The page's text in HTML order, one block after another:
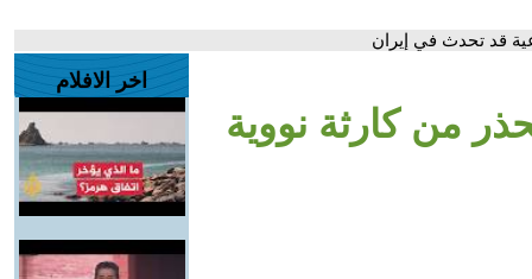
قد تحدث في إيران
من كارثة نووية
اخر الافلام